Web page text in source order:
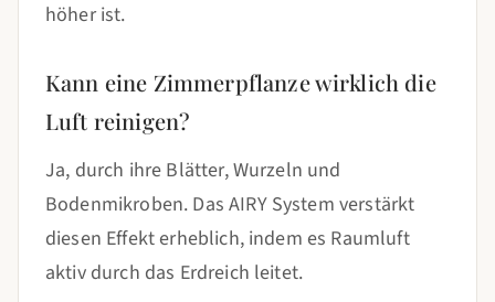
höher ist.
Kann eine Zimmerpflanze wirklich die
Luft reinigen?
Ja, durch ihre Blätter, Wurzeln und
Bodenmikroben. Das AIRY System verstärkt
diesen Effekt erheblich, indem es Raumluft
aktiv durch das Erdreich leitet.